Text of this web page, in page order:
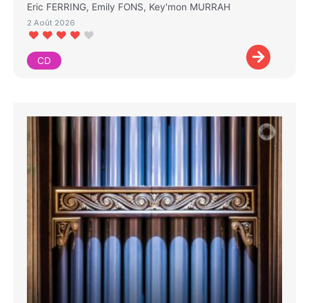
Eric FERRING, Emily FONS, Key'mon MURRAH
2 Août 2026
CD